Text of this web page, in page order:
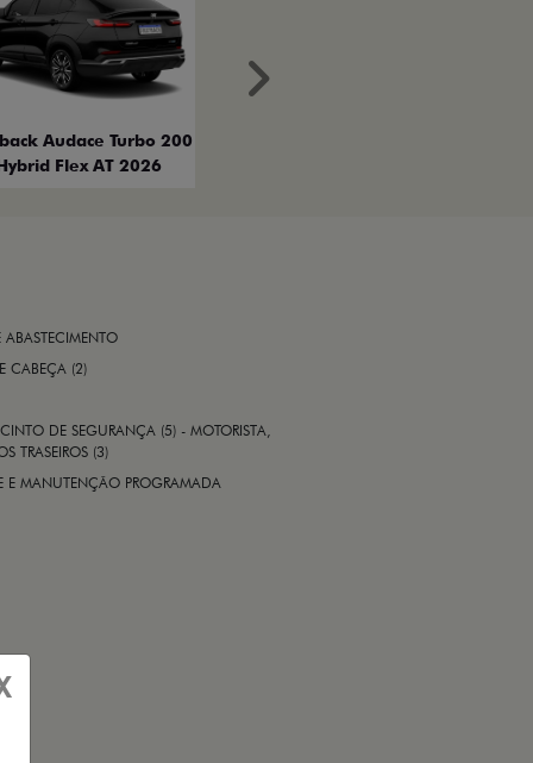
Audace Turbo 200
Flex AT 2026
Próximo
ABASTECIMENTO
CABEÇA (2)
DE SEGURANÇA (5) - MOTORISTA,
TRASEIROS (3)
E MANUTENÇÃO PROGRAMADA